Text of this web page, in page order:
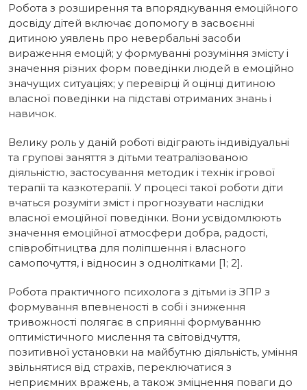
Робота з розширення та впорядкування емоційного
досвіду дітей включає допомогу в засвоєнні
дитиною уявлень про невербальні засоби
вираження емоцій; у формуванні розуміння змісту і
значення різних форм поведінки людей в емоційно
значущих ситуаціях; у перевірці й оцінці дитиною
власної поведінки на підставі отриманих знань і
навичок.
Велику роль у даній роботі відіграють індивідуальні
та групові заняття з дітьми театралізованою
діяльністю, застосування методик і технік ігрової
терапії та казкотерапії. У процесі такої роботи діти
вчаться розуміти зміст і прогнозувати наслідки
власної емоційної поведінки. Вони усвідомлюють
значення емоційної атмосфери добра, радості,
співробітництва для поліпшення і власного
самопочуття, і відносин з однолітками [1; 2].
Робота практичного психолога з дітьми із ЗПР з
формування впевненості в собі і зниження
тривожності полягає в сприянні формуванню
оптимістичного мислення та світовідчуття,
позитивної установки на майбутню діяльність, уміння
звільнятися від страхів, переключатися з
неприємних вражень, а також зміцнення поваги до